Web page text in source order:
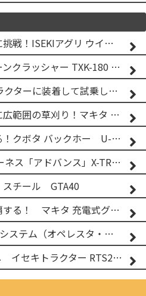
ウイングモアで畦草刈りに挑戦！ISEKIアグリ ウイングモア WM746AF
石が一瞬で砕ける！ストーンクラッシャー TXK-180 実演
自動操舵CHCNAVをBFトラクターに装着して試乗してみた！！ CHCNAV NX610
押すだけカンタン！ラクに広範囲の草刈り！マキタ バッテリー式草刈り機 MUG001G 2
現場が、もっと楽しくなる！クボタ バックホー U-25-3A
STIHL フォレストリーハーネス「アドバンス」X-TREEm
チール GTA40
押すだけフィールドを制覇する！ マキタ 充電式グランドトリマー MUG001G
ISEKI 直進＆旋回アシストシステム（オペレスタ・ターン）搭載 イセキ 乗用田植機 PRJ8D-ZJL
低床トラクターで枝こなし イセキトラクター RTS205NS & フレールモア FNC1202F